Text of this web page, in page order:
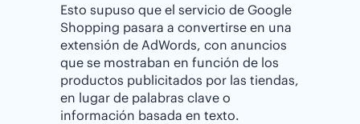
Esto supuso que el servicio de Google
Shopping pasara a convertirse en una
extensión de AdWords, con anuncios
que se mostraban en función de los
productos publicitados por las tiendas,
en lugar de palabras clave o
información basada en texto.